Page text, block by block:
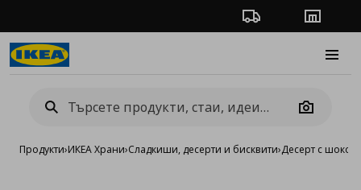
Проследяване на
Camera
Продукти›ИКЕА Храни›Сладкиши, десерти и бисквити›Десерт с